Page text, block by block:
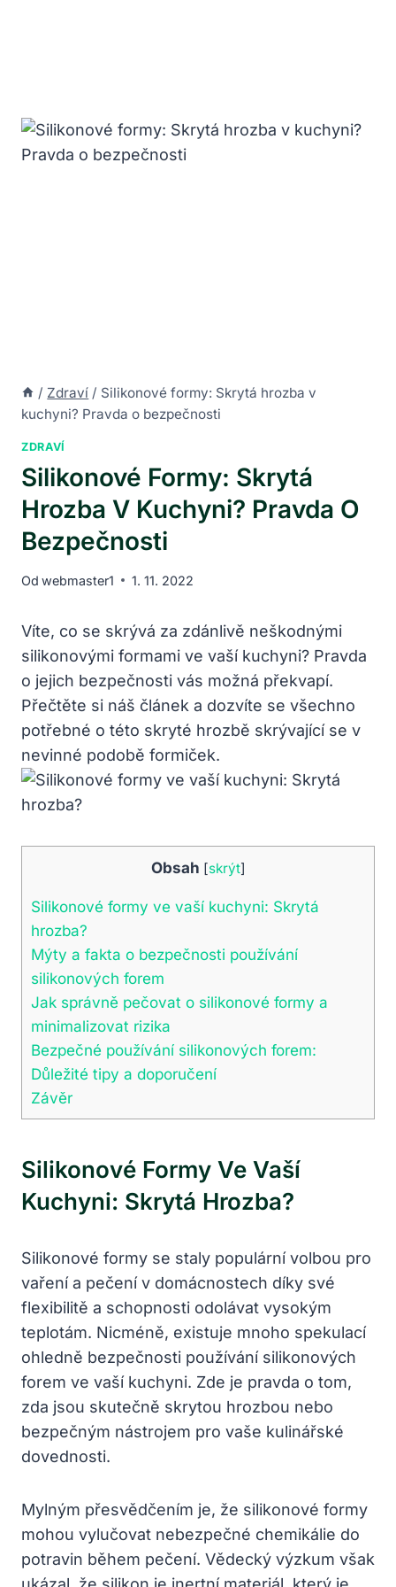
/ Zdraví / Silikonové formy: Skrytá hrozba v
kuchyni? Pravda o bezpečnosti
ZDRAVÍ
Silikonové Formy: Skrytá
Hrozba V Kuchyni? Pravda O
Bezpečnosti
Od webmaster1 1. 11. 2022
Víte, co se skrývá za zdánlivě neškodnými
silikonovými formami ve vaší kuchyni? Pravda
o jejich bezpečnosti vás možná překvapí.
Přečtěte si náš článek a dozvíte se všechno
potřebné o této skryté hrozbě skrývající se v
nevinné podobě formiček.
Obsah [skrýt]
Silikonové formy ve vaší kuchyni: Skrytá
hrozba?
Mýty a fakta o bezpečnosti používání
silikonových forem
Jak správně pečovat o silikonové formy a
minimalizovat rizika
Bezpečné používání silikonových forem:
Důležité tipy a doporučení
Závěr
Silikonové Formy Ve Vaší
Kuchyni: Skrytá Hrozba?
Silikonové formy se staly populární volbou pro
vaření a pečení v domácnostech díky své
flexibilitě a schopnosti odolávat vysokým
teplotám. Nicméně, existuje mnoho spekulací
ohledně bezpečnosti používání silikonových
forem ve vaší kuchyni. Zde je pravda o tom,
zda jsou skutečně skrytou hrozbou nebo
bezpečným nástrojem pro vaše kulinářské
dovednosti.
Mylným přesvědčením je, že silikonové formy
mohou vylučovat nebezpečné chemikálie do
potravin během pečení. Vědecký výzkum však